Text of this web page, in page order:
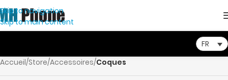
Skip to navigation
Skip to main content
FR
Accueil/Store/Accessoires/Coques